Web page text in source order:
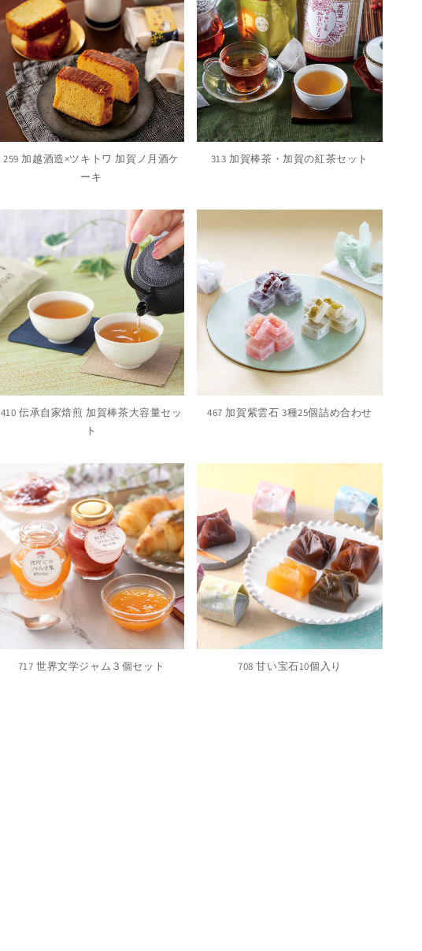
259 加越酒造×ツキトワ 加賀ノ月酒ケ
ーキ
313 加賀棒茶・加賀の紅茶セット
410 伝承自家焙煎 加賀棒茶大容量セッ
ト
467 加賀紫雲石 3種25個詰め合わせ
717 世界文学ジャム３個セット 708 甘い宝石10個入り